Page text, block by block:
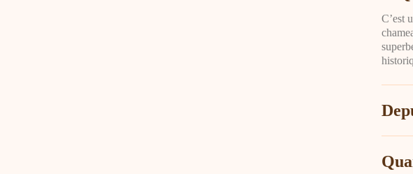
C’est